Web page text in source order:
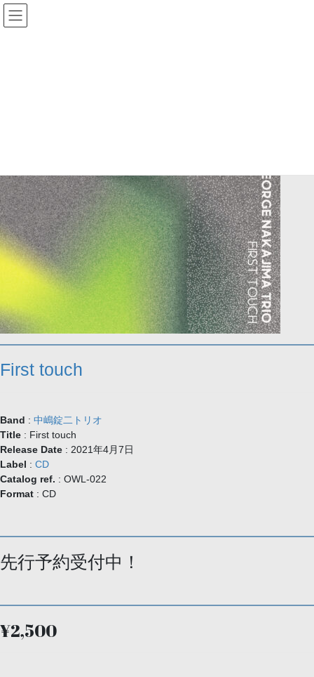
コ
ン
ナ
ビ
First touch
Band : 中嶋錠⼆トリオ
Title : First touch
Release Date : 2021年4月7日
Label : CD
Catalog ref. : OWL-022
Format : CD
先行予約受付中！
¥2,500